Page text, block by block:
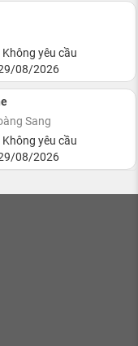
Không yêu cầu
08/2026
Sang
Không yêu cầu
08/2026